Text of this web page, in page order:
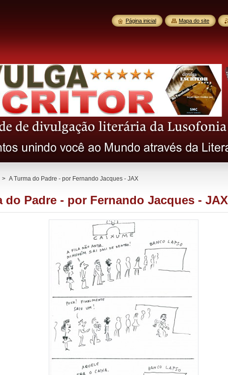
> A Turma do Padre - por Fernando Jacques - JAX
do Padre - por Fernando Jacques - JAX
Página inicial Mapa do site